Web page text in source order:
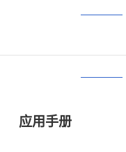
应用手册